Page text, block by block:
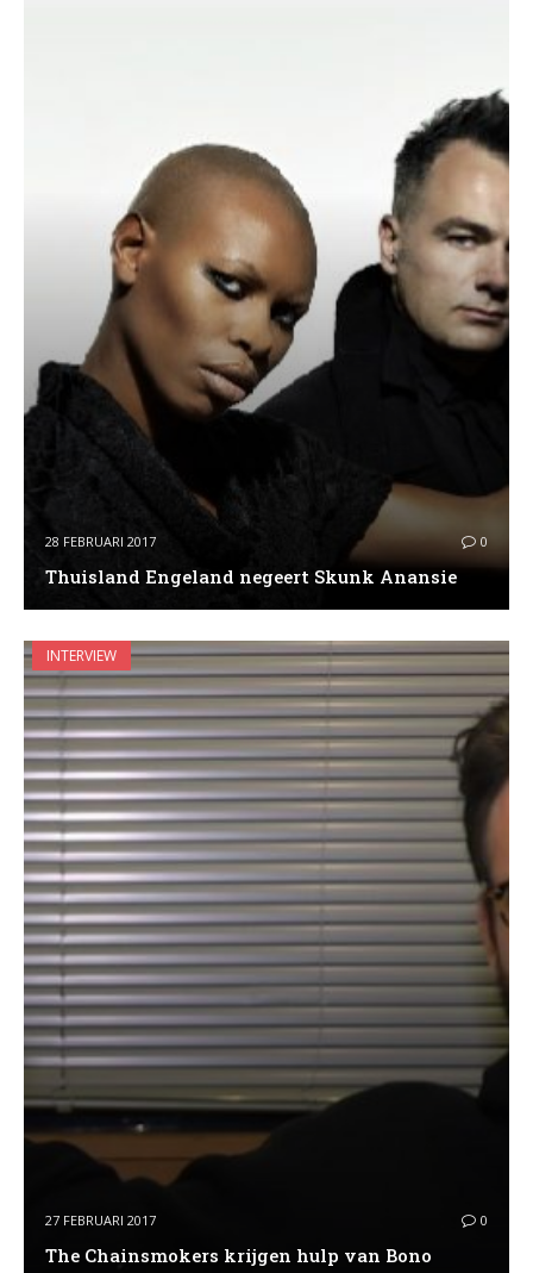
28 FEBRUARI 2017 0
Thuisland Engeland negeert Skunk Anansie
INTERVIEW
27 FEBRUARI 2017 0
The Chainsmokers krijgen hulp van Bono